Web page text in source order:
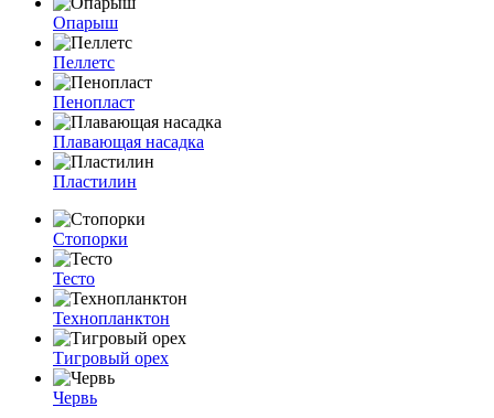
Опарыш
Пеллетс
Пенопласт
Плавающая насадка
Пластилин
Стопорки
Тесто
Технопланктон
Тигровый орех
Червь